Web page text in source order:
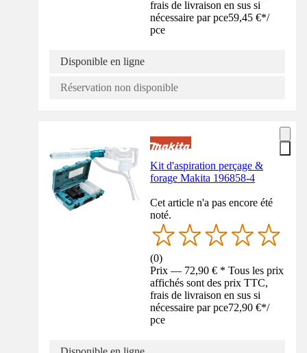
frais de livraison en sus si
nécessaire par pce59,45 €*/
pce
Disponible en ligne
Réservation non disponible
Kit d'aspiration perçage &
forage Makita 196858-4
Cet article n'a pas encore été
noté.
(0)
Prix — 72,90 € * Tous les prix
affichés sont des prix TTC,
frais de livraison en sus si
nécessaire par pce72,90 €*/
pce